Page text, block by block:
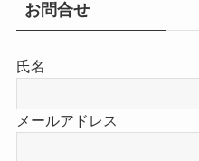
お問合せ
氏名
メールアドレス